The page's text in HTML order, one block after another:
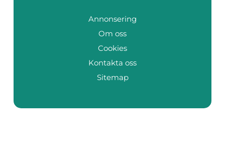
Annonsering
Om oss
Cookies
Kontakta oss
Sitemap